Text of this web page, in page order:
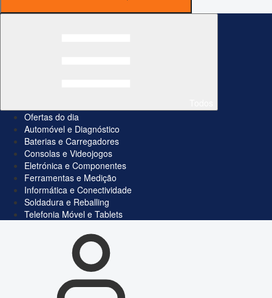
Ofertas do dia
Automóvel e Diagnóstico
Baterias e Carregadores
Consolas e Videojogos
Eletrónica e Componentes
Ferramentas e Medição
Informática e Conectividade
Soldadura e Reballing
Telefonia Móvel e Tablets